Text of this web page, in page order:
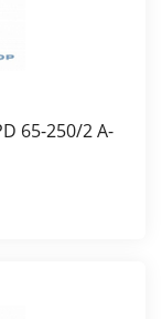
65-250/2 A-